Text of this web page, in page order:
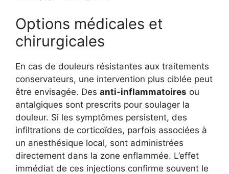
Options médicales et
chirurgicales
En cas de douleurs résistantes aux traitements
conservateurs, une intervention plus ciblée peut
être envisagée. Des anti-inflammatoires ou
antalgiques sont prescrits pour soulager la
douleur. Si les symptômes persistent, des
infiltrations de corticoïdes, parfois associées à
un anesthésique local, sont administrées
directement dans la zone enflammée. L’effet
immédiat de ces injections confirme souvent le